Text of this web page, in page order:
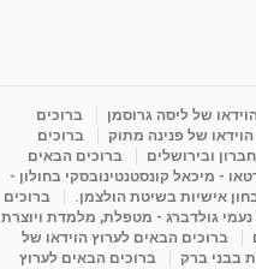
של ליסה גרוסמן
ברוכים
של פנינה מתוק
ברוכים
ובירושלים
ברוכים הבאים
- מיכאל קונסטנטינובסקי בחולון -
אישיות בשיטת הולצמן.
ברוכים
נעמי גולדברג - מטפלת, מלמדת ויוצרת
ברוכים הבאים לערוץ הוידאו של
בבני ברק ברוכים הבאים לערוץ